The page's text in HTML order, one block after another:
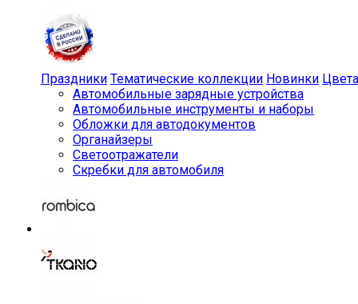
Праздники Тематические коллекции Новинки Цвета
Автомобильные зарядные устройства
Автомобильные инструменты и наборы
Обложки для автодокументов
Органайзеры
Светоотражатели
Скребки для автомобиля